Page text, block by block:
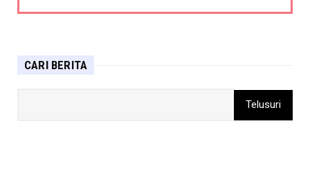
BERITA
Sandiaga: Pemerintah gunakan pendekatan
CARI BERITA